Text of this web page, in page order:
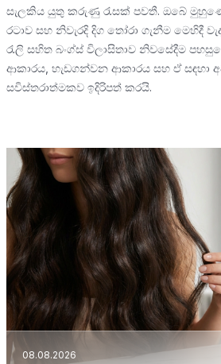
සැලකිය යුතු කරුණු රැසක් පවතී. ඔබේ
රටාව සහ නිවැරදි දිග තෝරා ගැනීම මෙහිදී
රැලි සහිත බංග්ස් විලාසිතාව නිවසේදීම
ආකාරය, හැඩගන්වන ආකාරය සහ ඒ සඳහා
සවිස්තරාත්මකව ඉදිරිපත් කරයි.
08.08.2026